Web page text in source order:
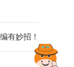
有妙招！